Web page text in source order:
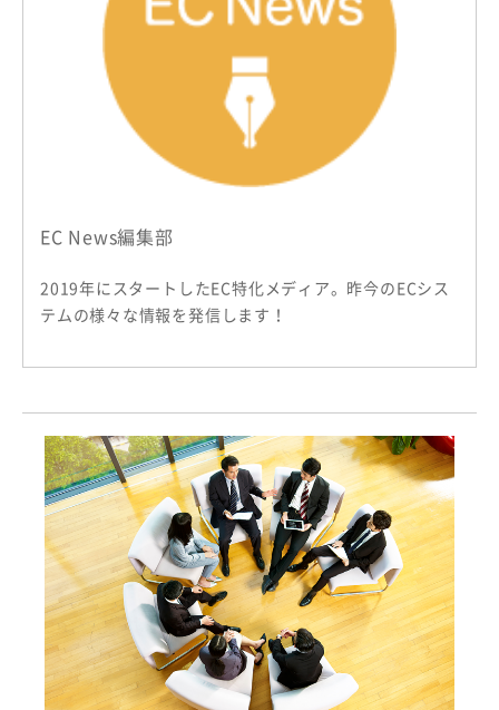
EC News編集部
2019年にスタートしたEC特化メディア。昨今のECシス
テムの様々な情報を発信します！